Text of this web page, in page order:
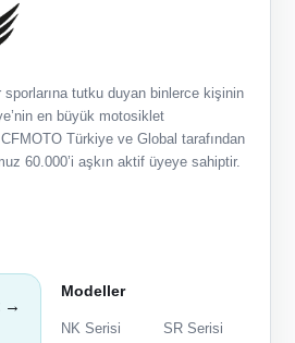
tutku duyan binlerce kişinin
en büyük motosiklet
Türkiye ve Global tarafından
60.000’i aşkın aktif üyeye sahiptir.
→
Modeller
NK Serisi
SR Serisi